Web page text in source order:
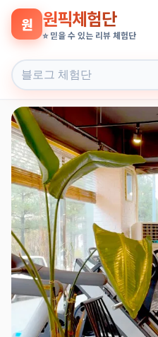
원 원픽체험단
⭐ 믿을 수 있는 리뷰 체험단